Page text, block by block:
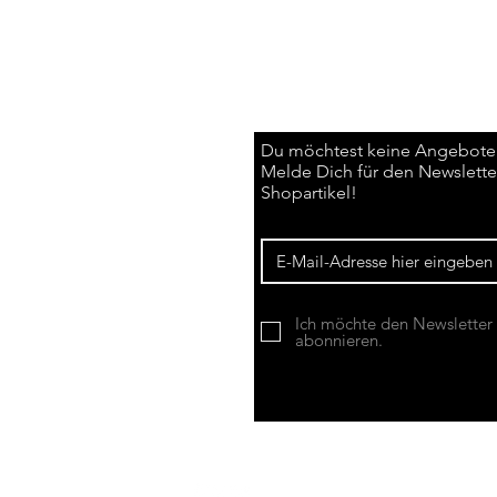
Du möchtest keine
Melde Dich für den
Shopartikel!
Ich möchte den Newsletter
abonnieren.